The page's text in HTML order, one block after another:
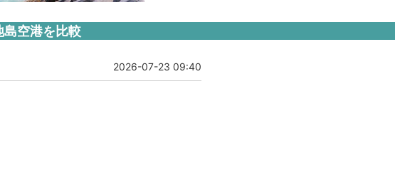
空港を比較
2026-07-23 09:40